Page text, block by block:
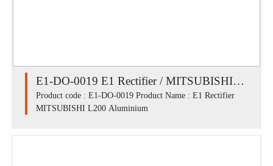
E1-DO-0019 E1 Rectifier / MITSUBISHI
L200 Aluminium
Product code : E1-DO-0019 Product Name : E1 Rectifier
MITSUBISHI L200 Aluminium